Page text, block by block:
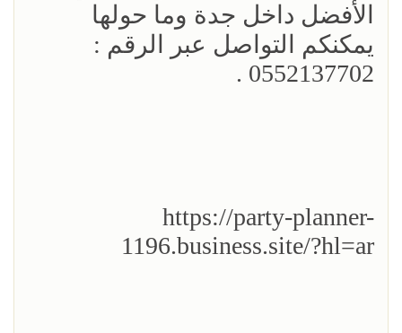
الأفضل داخل جدة وما حولها
يمكنكم التواصل عبر الرقم :
0552137702 .
https://party-planner-
1196.business.site/?hl=ar